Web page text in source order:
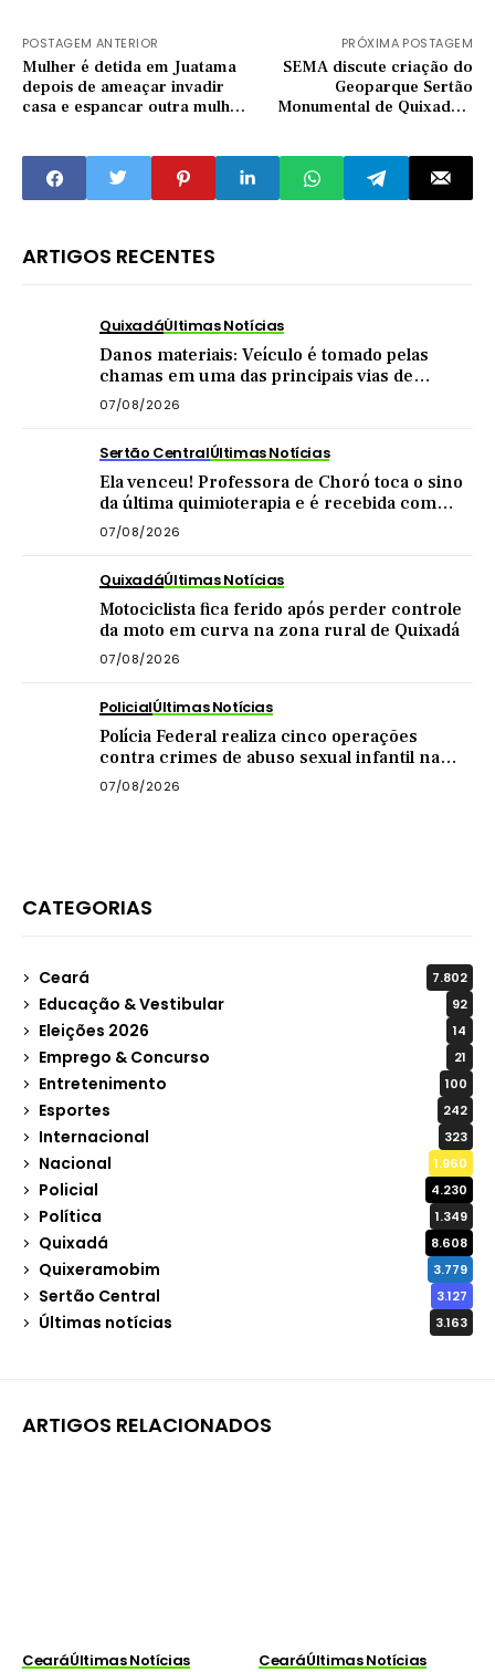
POSTAGEM ANTERIOR
Mulher é detida em Juatama
depois de ameaçar invadir
casa e espancar outra mulher
PRÓXIMA POSTAGEM
SEMA discute criação do
Geoparque Sertão
Monumental de Quixadá e
ARTIGOS RECENTES
QuixadáÚltimas Notícias
Danos materiais: Veículo é tomado pelas
chamas em uma das principais vias de
Quixadá
07/08/2026
Sertão CentralÚltimas Notícias
Ela venceu! Professora de Choró toca o sino
da última quimioterapia e é recebida com
carreata
07/08/2026
QuixadáÚltimas Notícias
Motociclista fica ferido após perder controle
da moto em curva na zona rural de Quixadá
07/08/2026
PolicialÚltimas Notícias
Polícia Federal realiza cinco operações
contra crimes de abuso sexual infantil na
internet
07/08/2026
CATEGORIAS
Ceará 7.802
Educação & Vestibular 92
Eleições 2026 14
Emprego & Concurso 21
Entretenimento 100
Esportes 242
Internacional 323
Nacional 1.960
Policial 4.230
Política 1.349
Quixadá 8.608
Quixeramobim 3.779
Sertão Central 3.127
Últimas notícias 3.163
ARTIGOS RELACIONADOS
CearáÚltimas Notícias CearáÚltimas Notícias